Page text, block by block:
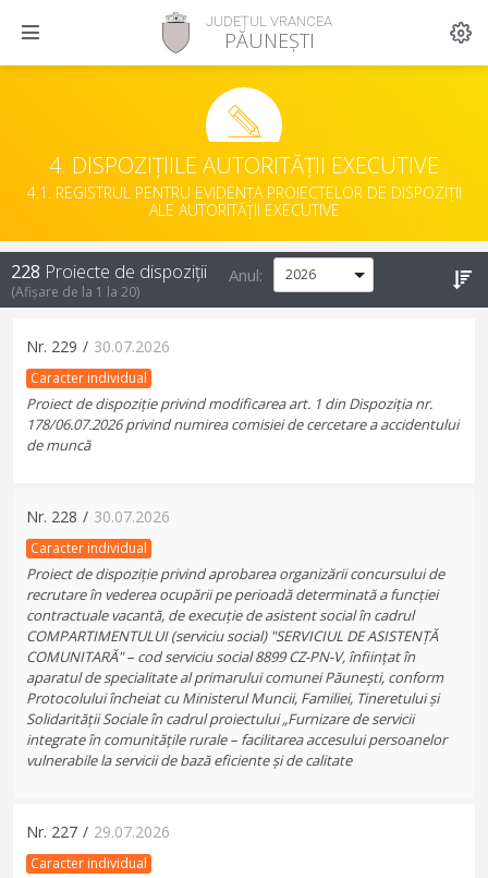
JUDEȚUL VRANCEA
PĂUNEȘTI
4. DISPOZIȚIILE AUTORITĂȚII EXECUTIVE
4.1. REGISTRUL PENTRU EVIDENȚA PROIECTELOR DE DISPOZIȚII
ALE AUTORITĂȚII EXECUTIVE
228 Proiecte de dispoziții
(Afișare de la 1 la 20)
Anul:
Nr. 229 / 30.07.2026
Caracter individual
Proiect de dispoziție privind modificarea art. 1 din Dispoziția nr.
178/06.07.2026 privind numirea comisiei de cercetare a accidentului
de muncă
Nr. 228 / 30.07.2026
Caracter individual
Proiect de dispoziție privind aprobarea organizării concursului de
recrutare în vederea ocupării pe perioadă determinată a funcției
contractuale vacantă, de execuție de asistent social în cadrul
COMPARTIMENTULUI (serviciu social) "SERVICIUL DE ASISTENȚĂ
COMUNITARĂ" – cod serviciu social 8899 CZ-PN-V, înființat în
aparatul de specialitate al primarului comunei Păunești, conform
Protocolului încheiat cu Ministerul Muncii, Familiei, Tineretului și
Solidarității Sociale în cadrul proiectului „Furnizare de servicii
integrate în comunitățile rurale – facilitarea accesului persoanelor
vulnerabile la servicii de bază eficiente și de calitate
Nr. 227 / 29.07.2026
Caracter individual